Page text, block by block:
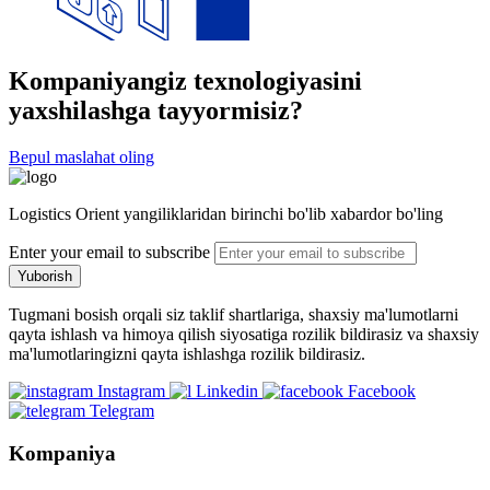
Kompaniyangiz texnologiyasini
yaxshilashga tayyormisiz?
Bepul maslahat oling
Logistics Orient yangiliklaridan birinchi bo'lib xabardor bo'ling
Enter your email to subscribe
Yuborish
Tugmani bosish orqali siz taklif shartlariga, shaxsiy ma'lumotlarni
qayta ishlash va himoya qilish siyosatiga rozilik bildirasiz va shaxsiy
ma'lumotlaringizni qayta ishlashga rozilik bildirasiz.
Instagram
Linkedin
Facebook
Telegram
Kompaniya